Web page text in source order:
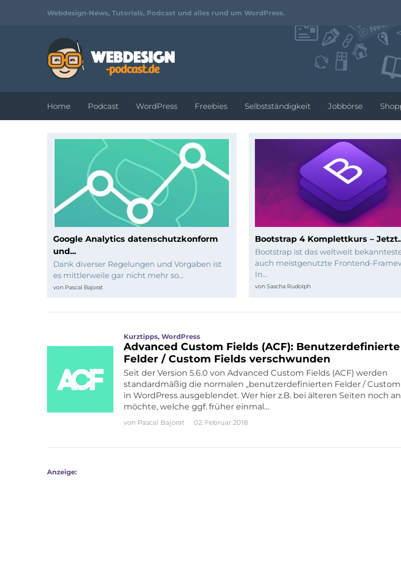
Webdesign-News, Tutorials, Podcast und alles rund um WordPress.
Tutorials und
Video-
Workshops zu
Webdesign
und
Programmierung
Home Podcast WordPress Freebies Selbstständigkeit Jobbörse
Google Analytics datenschutzkonform
und...
Dank diverser Regelungen und Vorgaben ist
es mittlerweile gar nicht mehr so...
von Pascal Bajorat
Bootstrap 4 Komplettkurs –
Bootstrap ist das weltweit
auch meistgenutzte Frontend-
In...
von Sascha Rudolph
Kurztipps, WordPress
Advanced Custom Fields (ACF): Benutzerdefinierte
Felder / Custom Fields verschwunden
Seit der Version 5.6.0 von Advanced Custom Fields (ACF) werden
standardmäßig die normalen „benutzerdefinierten Felder / Custom
in WordPress ausgeblendet. Wer hier z.B. bei älteren Seiten noch
möchte, welche ggf. früher einmal…
von Pascal Bajorat 02. Februar 2018
Anzeige: